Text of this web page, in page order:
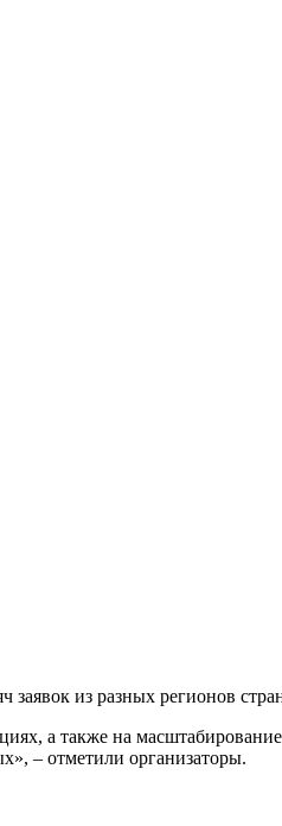
заявок из разных регионов
а также на
– отметили организаторы.